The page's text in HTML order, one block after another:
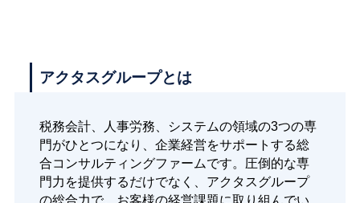
アクタスグループとは
税務会計、人事労務、システムの領域の3つの専
門がひとつになり、企業経営をサポートする総
合コンサルティングファームです。圧倒的な専
門力を提供するだけでなく、アクタスグループ
の総合力で、お客様の経営課題に取り組んでい